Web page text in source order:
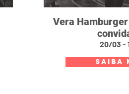
Vera
20/03 -
SAIBA